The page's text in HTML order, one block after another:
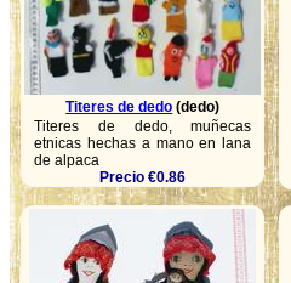
Titeres de dedo (dedo)
Titeres de dedo, muñecas
etnicas hechas a mano en lana
de alpaca
Precio €0.86